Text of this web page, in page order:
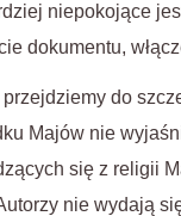
niepokojące
dokumentu,
do
Majów nie
się z religii
nie wydają